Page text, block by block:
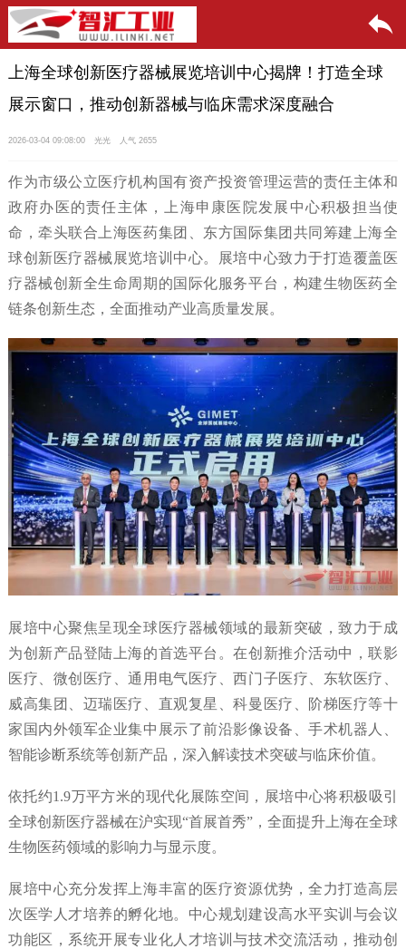
上海全球创新医疗器械展览培训中心揭牌！打造全球
展示窗口，推动创新器械与临床需求深度融合
2026-03-04 09:08:00 光光 人气 2655
作为市级公立医疗机构国有资产投资管理运营的责任主体和
政府办医的责任主体，上海申康医院发展中心积极担当使
命，牵头联合上海医药集团、东方国际集团共同筹建上海全
球创新医疗器械展览培训中心。展培中心致力于打造覆盖医
疗器械创新全生命周期的国际化服务平台，构建生物医药全
链条创新生态，全面推动产业高质量发展。
展培中心聚焦呈现全球医疗器械领域的最新突破，致力于成
为创新产品登陆上海的首选平台。在创新推介活动中，联影
医疗、微创医疗、通用电气医疗、西门子医疗、东软医疗、
威高集团、迈瑞医疗、直观复星、科曼医疗、阶梯医疗等十
家国内外领军企业集中展示了前沿影像设备、手术机器人、
智能诊断系统等创新产品，深入解读技术突破与临床价值。
依托约1.9万平方米的现代化展陈空间，展培中心将积极吸引
全球创新医疗器械在沪实现“首展首秀”，全面提升上海在全球
生物医药领域的影响力与显示度。
展培中心充分发挥上海丰富的医疗资源优势，全力打造高层
次医学人才培养的孵化地。中心规划建设高水平实训与会议
功能区，系统开展专业化人才培训与技术交流活动，推动创